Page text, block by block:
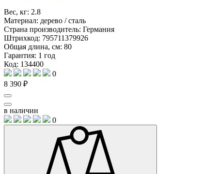
Вес, кг: 2.8
Материал: дерево / сталь
Страна производитель: Германия
Штрихкод: 795711379926
Общая длина, см: 80
Гарантия: 1 год
Код: 134400
0
8 390 ₽
в наличии
0